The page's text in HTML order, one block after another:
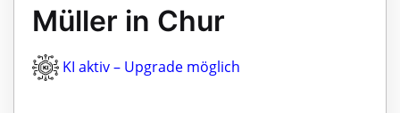
Müller in Chur
KI aktiv – Upgrade möglich